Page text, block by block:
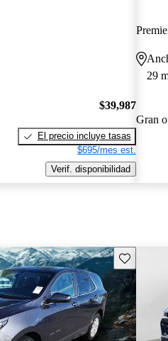
$39,987
El precio incluye tasas
$695/mes est.
Verif. disponibilidad
29
Gran
Guarda